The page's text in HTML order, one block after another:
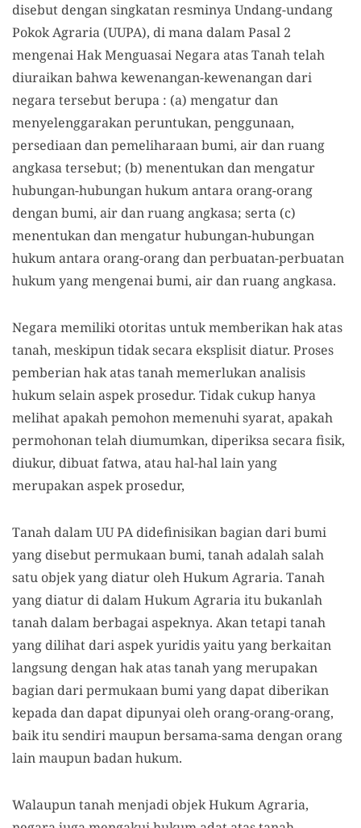
disebut dengan singkatan resminya Undang-undang
Pokok Agraria (UUPA), di mana dalam Pasal 2
mengenai Hak Menguasai Negara atas Tanah telah
diuraikan bahwa kewenangan-kewenangan dari
negara tersebut berupa : (a) mengatur dan
menyelenggarakan peruntukan, penggunaan,
persediaan dan pemeliharaan bumi, air dan ruang
angkasa tersebut; (b) menentukan dan mengatur
hubungan-hubungan hukum antara orang-orang
dengan bumi, air dan ruang angkasa; serta (c)
menentukan dan mengatur hubungan-hubungan
hukum antara orang-orang dan perbuatan-perbuatan
hukum yang mengenai bumi, air dan ruang angkasa.
Negara memiliki otoritas untuk memberikan hak atas
tanah, meskipun tidak secara eksplisit diatur. Proses
pemberian hak atas tanah memerlukan analisis
hukum selain aspek prosedur. Tidak cukup hanya
melihat apakah pemohon memenuhi syarat, apakah
permohonan telah diumumkan, diperiksa secara fisik,
diukur, dibuat fatwa, atau hal-hal lain yang
merupakan aspek prosedur,
Tanah dalam UU PA didefinisikan bagian dari bumi
yang disebut permukaan bumi, tanah adalah salah
satu objek yang diatur oleh Hukum Agraria. Tanah
yang diatur di dalam Hukum Agraria itu bukanlah
tanah dalam berbagai aspeknya. Akan tetapi tanah
yang dilihat dari aspek yuridis yaitu yang berkaitan
langsung dengan hak atas tanah yang merupakan
bagian dari permukaan bumi yang dapat diberikan
kepada dan dapat dipunyai oleh orang-orang-orang,
baik itu sendiri maupun bersama-sama dengan orang
lain maupun badan hukum.
Walaupun tanah menjadi objek Hukum Agraria,